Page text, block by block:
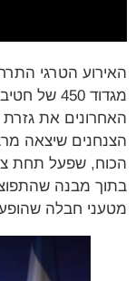
הטרגי התרחש
מגדוד 450 של
את גזרת
שיצאה
מבנה שהתפוצץ
חבלה שהופעלו